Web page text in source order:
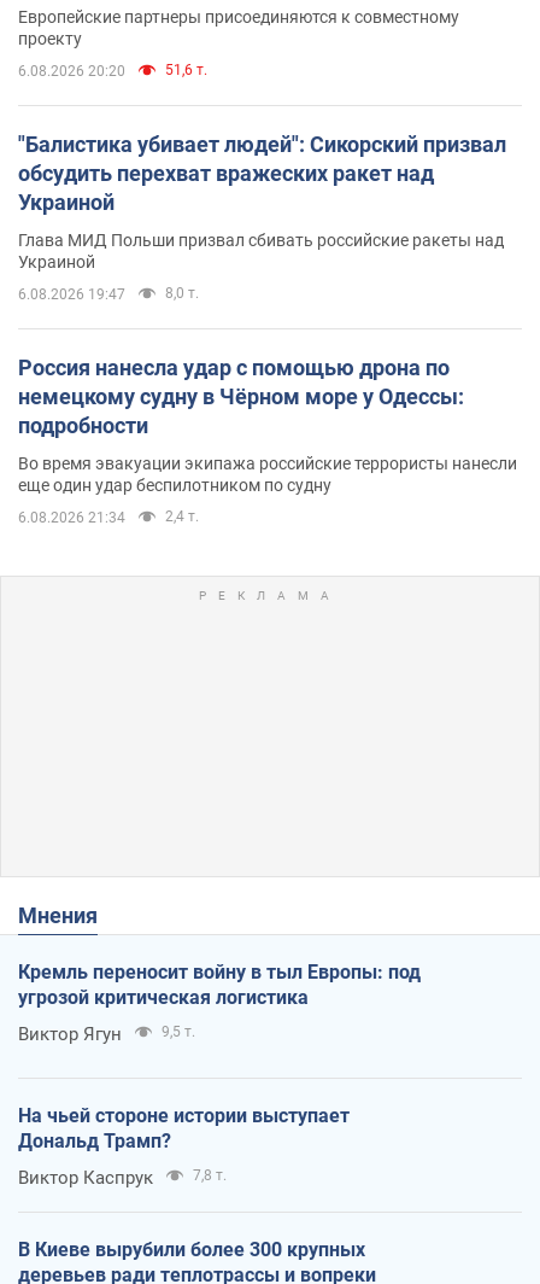
Европейские партнеры присоединяются к совместному
проекту
6.08.2026 20:20 51,6 т.
"Балистика убивает людей": Сикорский призвал
обсудить перехват вражеских ракет над
Украиной
Глава МИД Польши призвал сбивать российские ракеты над
Украиной
6.08.2026 19:47 8,0 т.
Россия нанесла удар с помощью дрона по
немецкому судну в Чёрном море у Одессы:
подробности
Во время эвакуации экипажа российские террористы нанесли
еще один удар беспилотником по судну
6.08.2026 21:34 2,4 т.
Мнения
Кремль переносит войну в тыл Европы: под
угрозой критическая логистика
Виктор Ягун 9,5 т.
На чьей стороне истории выступает
Дональд Трамп?
Виктор Каспрук 7,8 т.
В Киеве вырубили более 300 крупных
деревьев ради теплотрассы и вопреки